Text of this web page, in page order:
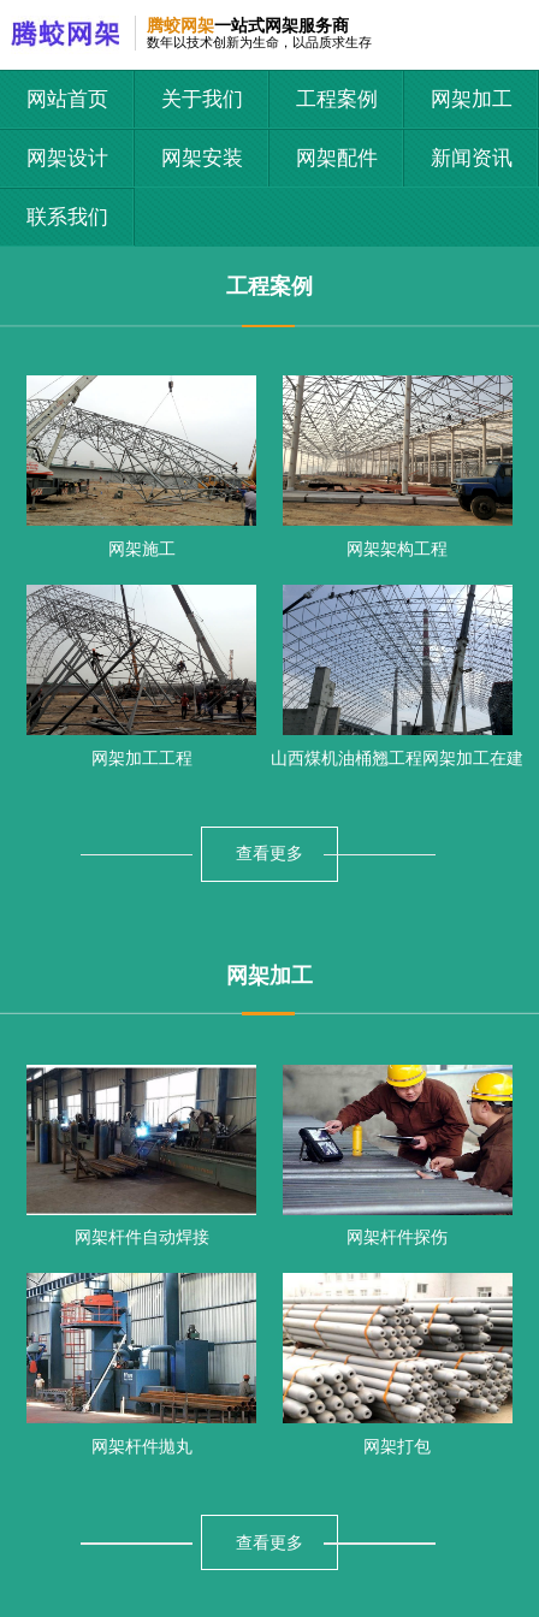
腾蛟网架一站式网架服务商
数年以技术创新为生命，以品质求生存
网站首页 关于我们 工程案例 网架加工
网架设计 网架安装 网架配件 新闻资讯
联系我们
工程案例
网架施工 网架架构工程
网架加工工程 山西煤机油桶翘工程网架加工在建
查看更多
网架加工
网架杆件自动焊接 网架杆件探伤
网架杆件拋丸 网架打包
查看更多